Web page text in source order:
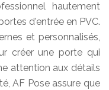
hautement
d'entrée en PVC.
et personnalisés,
créer une porte qui
attention aux détails
AF Pose assure que